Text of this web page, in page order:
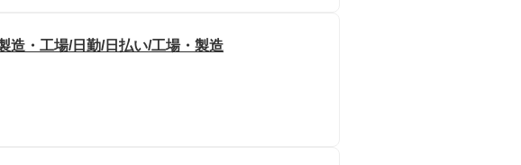
造・工場/日勤/日払い/工場・製造